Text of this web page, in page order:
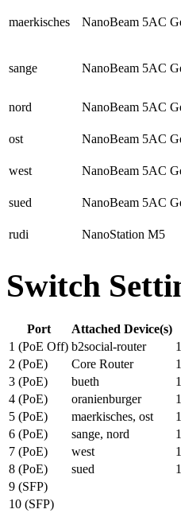
maerkisches NanoBeam 5AC
sange NanoBeam 5AC
nord
NanoBeam 5AC
ost
NanoBeam 5AC
west
NanoBeam 5AC
sued
NanoBeam 5AC
rudi
NanoStation M5
Switch
Port Attached Device(s)
1 (PoE Off) b2social-router
2 (PoE)
Core Router
3 (PoE)
bueth
4 (PoE)
oranienburger
5 (PoE)
maerkisches, ost
6 (PoE)
sange, nord
7 (PoE)
west
8 (PoE)
sued
9 (SFP)
10 (SFP)